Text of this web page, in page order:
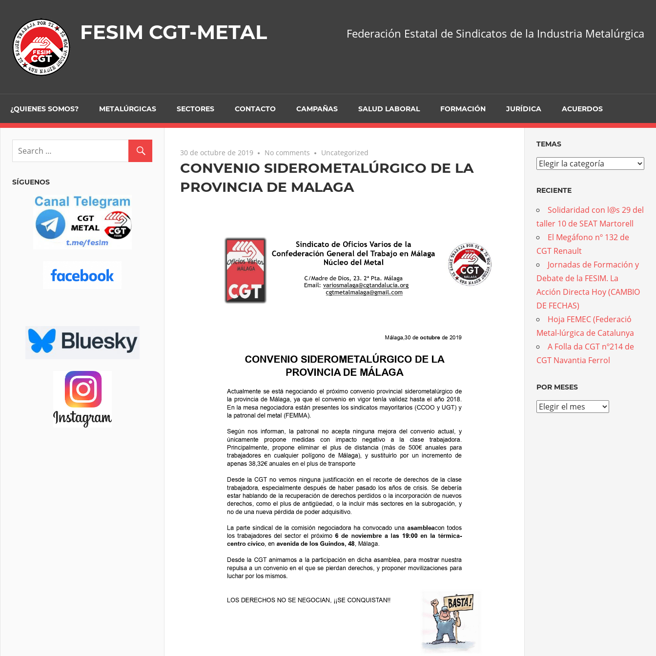
content
FESIM CGT-METAL Federación Estatal de Sindicatos de la Industria Metalúrgica
¿QUIENES SOMOS? METALÚRGICAS SECTORES CONTACTO CAMPAÑAS SALUD LABORAL FORMACIÓN JURÍDICA ACUERDOS
30 de octubre de 2019 No comments Uncategorized
CONVENIO SIDEROMETALÚRGICO DE LA
PROVINCIA DE MALAGA
SÍGUENOS
TEMAS
Temas
RECIENTE
Solidaridad con l@s 29 del
taller 10 de SEAT Martorell
El Megáfono nº 132 de
CGT Renault
Jornadas de Formación y
Debate de la FESIM. La
Acción Directa Hoy (CAMBIO
DE FECHAS)
Hoja FEMEC (Federació
Metal-lúrgica de Catalunya
A Folla da CGT nº214 de
CGT Navantia Ferrol
POR MESES
Por